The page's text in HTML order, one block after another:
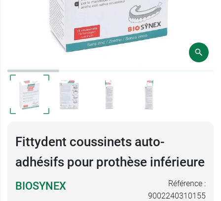
Fittydent coussinets auto-
adhésifs pour prothèse inférieure
BIOSYNEX
Référence :
9002240310155